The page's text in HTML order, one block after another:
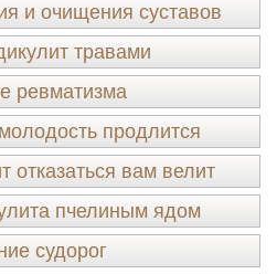
и очищения суставов
травами
ревматизма
продлится
отказаться вам велит
пчелиным ядом
судорог